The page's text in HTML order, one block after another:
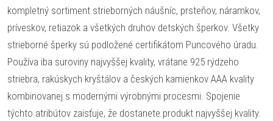
kompletný sortiment strieborných náušníc, prsteňov, náramkov,
príveskov, retiazok a všetkých druhov detských šperkov. Všetky
strieborné šperky sú podložené certifikátom Puncového úradu.
Používa iba suroviny najvyššej kvality, vrátane 925 rýdzeho
striebra, rakúskych kryštálov a českých kamienkov AAA kvality
kombinovanej s modernými výrobnými procesmi. Spojenie
týchto atribútov zaisťuje, že dostanete produkt najvyššej kvality.